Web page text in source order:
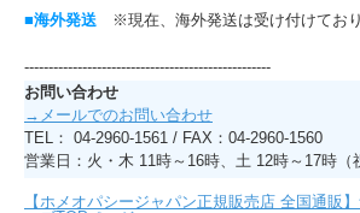
■海外発送 ※現在、海外発送は受け付けており
---------------------------------------------------
お問い合わせ
→メールでのお問い合わせ
TEL： 04-2960-1561 / FAX：04-2960-1560
営業日：火・木 11時～16時、土 12時～17時（
【ホメオパシージャパン正規販売店 全国通販